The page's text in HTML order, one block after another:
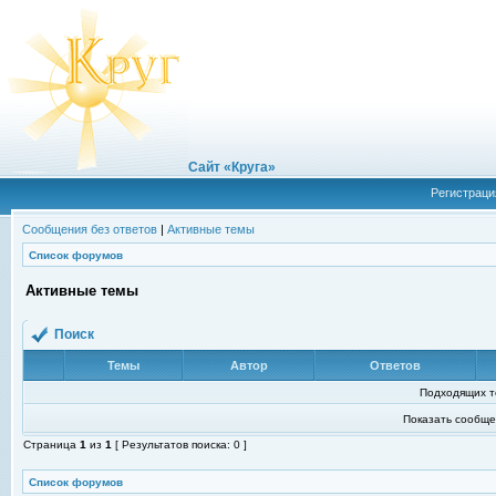
Сайт «Круга»
Сообщения без ответов | Активные темы
Список форумов
Активные темы
Поиск
Темы Автор Ответов
Подходящих
Показать
Страница 1 из 1 [ Результатов поиска: 0 ]
Список форумов